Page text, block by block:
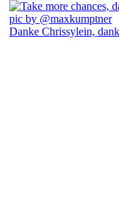
Danke Chrissylein,